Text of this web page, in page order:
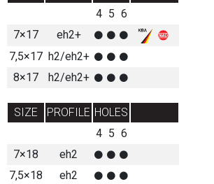
4 5 6
7×17
eh2+
7,5×17 h2/eh2+
8×17
h2/eh2+
SIZE PROFILE HOLES
4 5 6
7×18
eh2
7,5×18
eh2